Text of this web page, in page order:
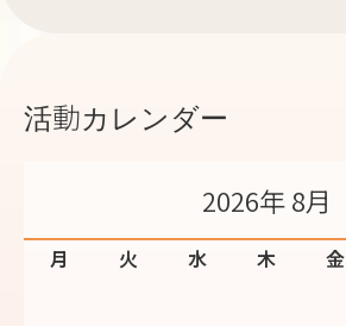
活動カレンダー
2026年 8月
月 火 水 木 金